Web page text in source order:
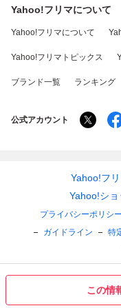
この情
Yahoo!フリマについて
Yahoo!フリマについて
Yahoo!フリマトピックス
ブランド一覧 ランキング
公式アカウント
Yahoo!フ
Yahoo!シ
プライバシーポリシー
ガイドライン
特